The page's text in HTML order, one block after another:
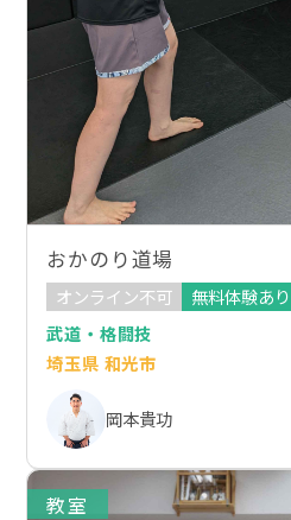
おかのり道場
オンライン不可
無料体験あり
武道・格闘技
埼玉県 和光市
岡本貴功
教室